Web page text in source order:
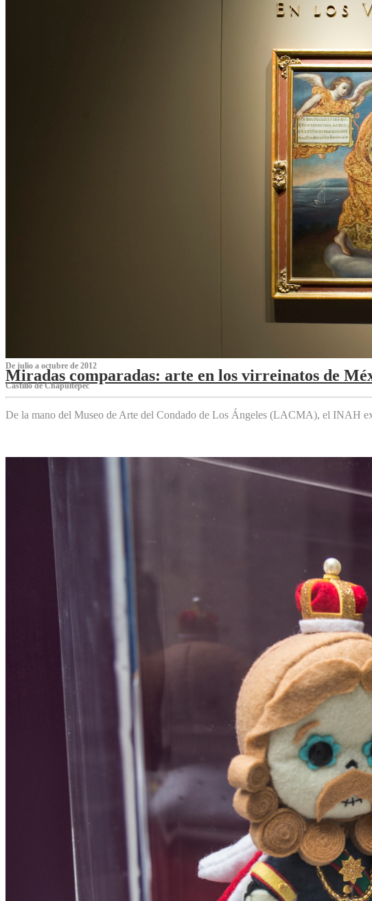
De julio a octubre de 2012
Miradas comparadas: arte en los virreinatos de
Castillo de Chapultepec
De la mano del Museo de Arte del Condado de Los Ángeles (LACMA), el INAH